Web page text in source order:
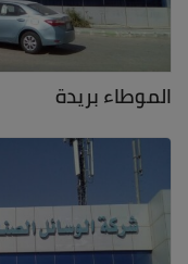
الموطاء بريدة